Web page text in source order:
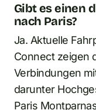
Gibt es einen
nach Paris?
Ja. Aktuelle
Connect zeigen
Verbindungen
darunter
Paris